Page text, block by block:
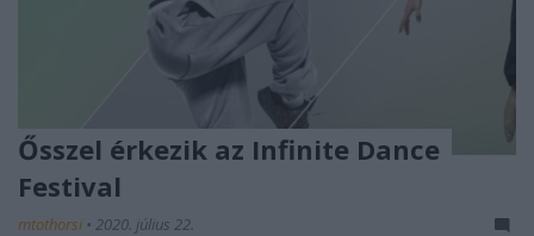
Ősszel érkezik az Infinite Dance
Festival
mtothorsi • 2020. július 22.